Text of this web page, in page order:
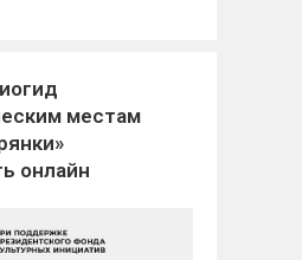
местам
онлайн